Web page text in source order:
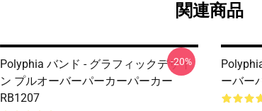
関連商品
Polyphia バンド - グラフィックデザイ
ン プルオーバーパーカーパーカー
RB1207
-20%
ーバー